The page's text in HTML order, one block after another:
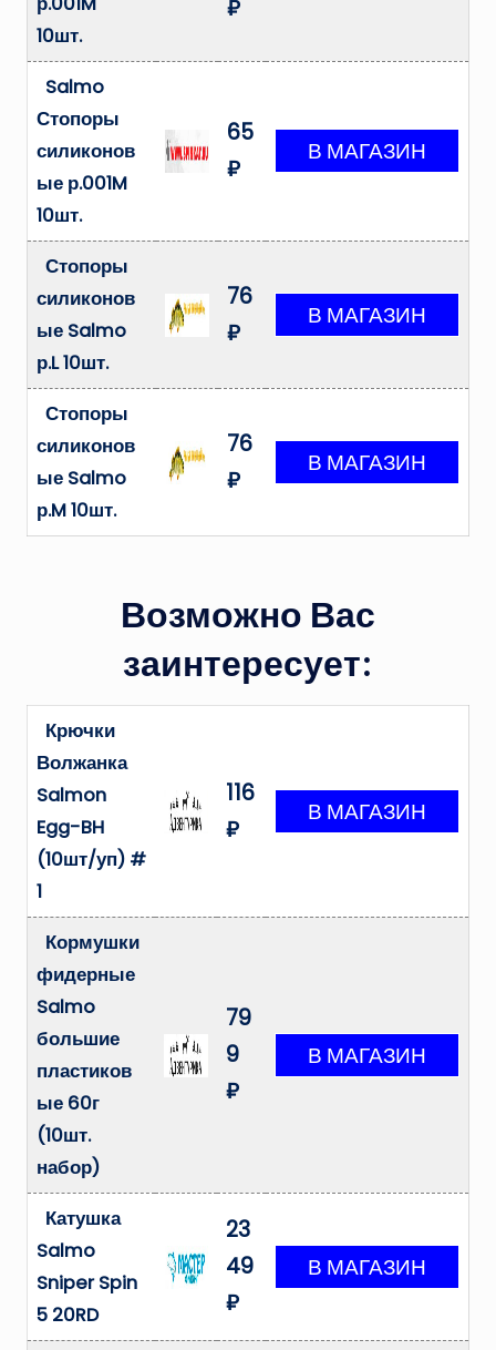
10шт.
₽
Salmo
Стопоры
силиконов
ые р.001M
10шт.
65
₽
Стопоры
силиконов
ые Salmo
р.L 10шт.
76
₽
Стопоры
силиконов
ые Salmo
р.M 10шт.
76
₽
Возможно Вас
заинтересует:
Крючки
Волжанка
Salmon
Egg-BH
(10шт/уп) #
1
116
₽
Кормушки
фидерные
Salmo
большие
пластиков
ые 60г
(10шт.
набор)
79
9
₽
Катушка
Salmo
Sniper Spin
5 20RD
23
49
₽